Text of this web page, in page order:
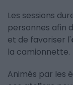
Les sessions
personnes afin
et de favoriser l'
la camionnette.
Animés par les